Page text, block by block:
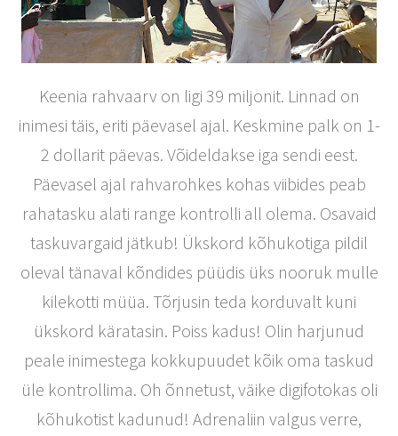
Keenia rahvaarv on ligi 39 miljonit. Linnad on
inimesi täis, eriti päevasel ajal. Keskmine palk on 1-
2 dollarit päevas. Võideldakse iga sendi eest.
Päevasel ajal rahvarohkes kohas viibides peab
rahatasku alati range kontrolli all olema. Osavaid
taskuvargaid jätkub! Ükskord kõhukotiga pildil
oleval tänaval kõndides püüdis üks nooruk mulle
kilekotti müüa. Tõrjusin teda korduvalt kuni
ükskord käratasin. Poiss kadus! Olin harjunud
peale inimestega kokkupuudet kõik oma taskud
üle kontrollima. Oh õnnetust, väike digifotokas oli
kõhukotist kadunud! Adrenaliin valgus verre,